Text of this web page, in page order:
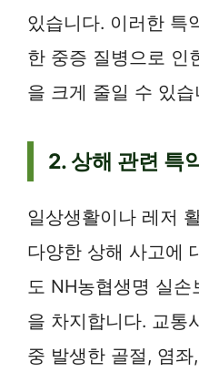
있습니다. 이러한 특
한 중증 질병으로 인
을 크게 줄일 수 있습
2. 상해 관련 특
일상생활이나 레저
다양한 상해 사고에
도 NH농협생명 실
을 차지합니다. 교통
중 발생한 골절, 염